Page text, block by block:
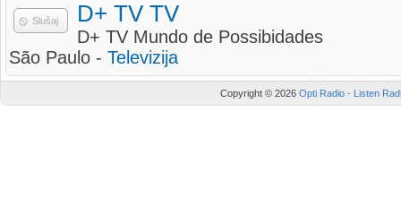
Slušaj D+ TV TV
D+ TV Mundo de Possibidades
São Paulo - Televizija
Copyright © 2026 Opti Radio - Listen